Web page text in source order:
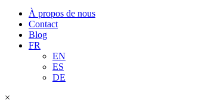
À propos de nous
Contact
Blog
FR
EN
ES
DE
×